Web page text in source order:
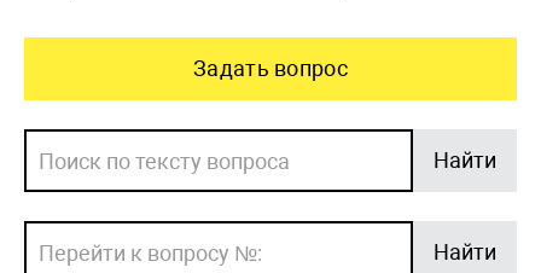
Задать вопрос
Найти
Найти